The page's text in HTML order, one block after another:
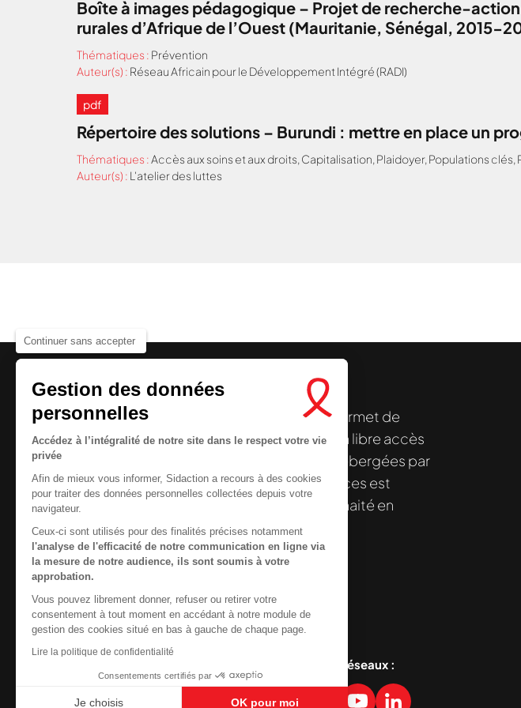
Continuer sans accepter
Gestion des données
personnelles
Accédez à l’intégralité de notre site dans le respect votre vie
privée
Afin de mieux vous informer, Sidaction a recours à des cookies
pour traiter des données personnelles collectées depuis votre
navigateur.
Ceux-ci sont utilisés pour des finalités précises notamment
l'analyse de l'efficacité de notre communication en ligne via
la mesure de notre audience, ils sont soumis à votre
approbation.
Vous pouvez librement donner, refuser ou retirer votre
consentement à tout moment en accédant à notre module de
gestion des cookies situé en bas à gauche de chaque page.
Lire la politique de confidentialité
Consentements certifiés par
Je choisis OK pour moi
Boîte à images pédagogique – Projet de recherche-
rurales d’Afrique de l’Ouest (Mauritanie, Sénégal, 2015-
Thématiques : Prévention
Auteur(s) : Réseau Africain pour le Développement Intégré (RADI)
pdf
Répertoire des solutions – Burundi : mettre en place un
Thématiques :Accès aux soins et aux droits, Capitalisation, Plaidoyer, Populations clés,
Auteur(s) : L'atelier des luttes
Le centre de ressources de Sidactionpermet de
disposer de ressources francophones en libre accès
. À l’origine, hébergées par
la Plateforme ELSA, le Centre de ressources est
désormais gérée par Sidaction qui a souhaité en
reprendre le pilotage.
Contactez-nous
Newsletter
Nous suivre sur les réseaux :